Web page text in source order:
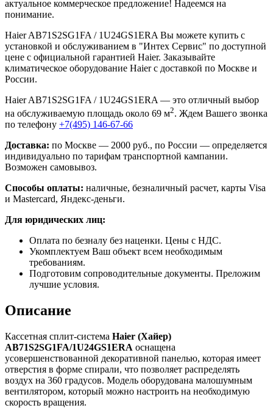
актуальное коммерческое предложение! Надеемся на
понимание.
Haier AB71S2SG1FA / 1U24GS1ERA Вы можете купить с
установкой и обслуживанием в "Интех Сервис" по доступной
цене с официальной гарантией Haier. Заказывайте
климатическое оборудование Haier с доставкой по Москве и
России.
Haier AB71S2SG1FA / 1U24GS1ERA — это отличный выбор
на обслуживаемую площадь около 69 м2. Ждем Вашего звонка
по телефону +7(495) 146-67-66
Доставка: по Москве — 2000 руб., по России — определяется
индивидуально по тарифам транспортной кампании.
Возможен самовывоз.
Способы оплаты: наличные, безналичный расчет, карты Visa
и Mastercard, Яндекс-деньги.
Для юридических лиц:
Оплата по безналу без наценки. Цены с НДС.
Укомплектуем Ваш объект всем необходимым
требованиям.
Подготовим сопроводительные документы. Преложим
лучшие условия.
Описание
Кассетная сплит-система Haier (Хайер)
AB71S2SG1FA/1U24GS1ERA оснащена
усовершенствованной декоративной панелью, которая имеет
отверстия в форме спирали, что позволяет распределять
воздух на 360 градусов. Модель оборудована малошумным
вентилятором, который можно настроить на необходимую
скорость вращения.